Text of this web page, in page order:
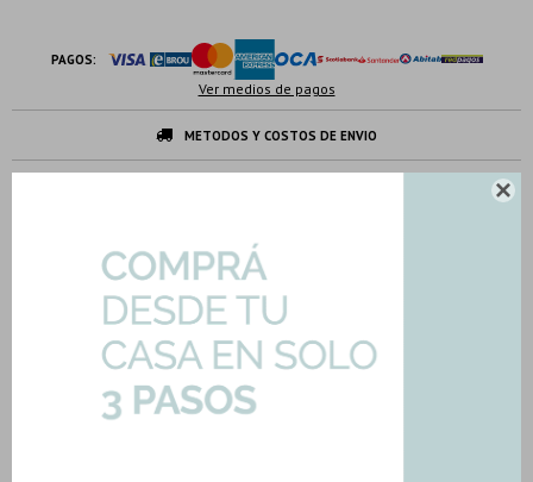

PAGOS:
Ver medios de pagos
METODOS Y COSTOS DE ENVIO
Productos que te pueden interesar